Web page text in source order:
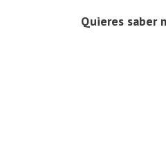
Quieres saber